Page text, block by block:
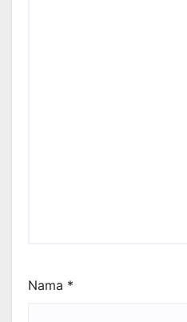
Nama *